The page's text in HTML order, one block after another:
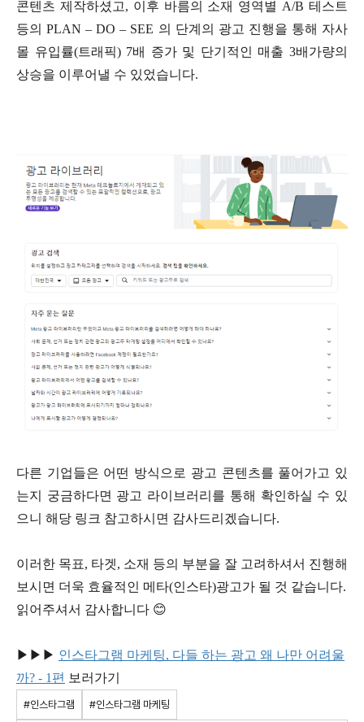
콘텐츠 제작하셨고, 이후 바름의 소재 영역별 A/B 테스트
등의 PLAN – DO – SEE 의 단계의 광고 진행을 통해 자사
몰 유입률(트래픽) 7배 증가 및 단기적인 매출 3배가량의
상승을 이루어낼 수 있었습니다.
다른 기업들은 어떤 방식으로 광고 콘텐츠를 풀어가고 있
는지 궁금하다면 광고 라이브러리를 통해 확인하실 수 있
으니 해당 링크 참고하시면 감사드리겠습니다.
이러한 목표, 타겟, 소재 등의 부분을 잘 고려하셔서 진행해
보시면 더욱 효율적인 메타(인스타)광고가 될 것 같습니다.
읽어주셔서 감사합니다 😊
▶▶▶ 인스타그램 마케팅, 다들 하는 광고 왜 나만 어려울
까? - 1편 보러가기
#인스타그램 #인스타그램 마케팅